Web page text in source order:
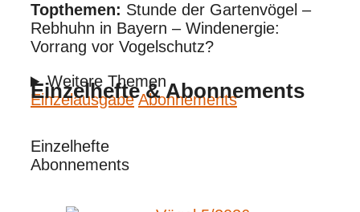
Topthemen: Stunde der Gartenvögel –
Rebhuhn in Bayern – Windenergie:
Vorrang vor Vogelschutz?
Weitere Themen
Einzelausgabe Abonnements
Einzelhefte & Abonnements
Einzelhefte
Abonnements